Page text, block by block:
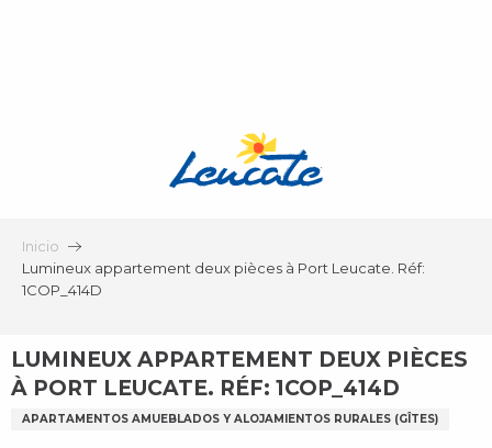
Inicio
Lumineux appartement deux pièces à Port Leucate. Réf:
1COP_414D
LUMINEUX APPARTEMENT DEUX PIÈCES
À PORT LEUCATE. RÉF: 1COP_414D
APARTAMENTOS AMUEBLADOS Y ALOJAMIENTOS RURALES (GÎTES)